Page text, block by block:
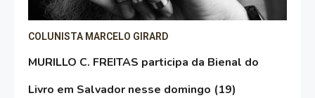
COLUNISTA MARCELO GIRARD
MURILLO C. FREITAS participa da Bienal do
Livro em Salvador nesse domingo (19)